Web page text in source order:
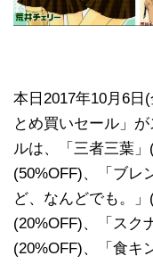
本日2017年10月6日
とめ買いセール」
ルは、「三者三葉」
(50%OFF)、「ブレ
ど、なんどでも。」
(20%OFF)、「スク
(20%OFF)、「食キ